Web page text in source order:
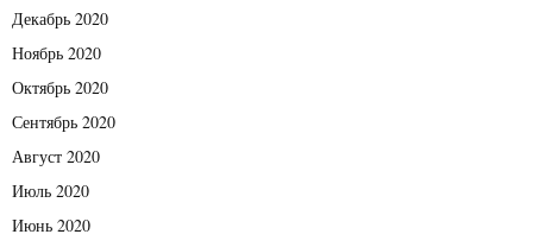
Декабрь 2020
Ноябрь 2020
Октябрь 2020
Сентябрь 2020
Август 2020
Июль 2020
Июнь 2020